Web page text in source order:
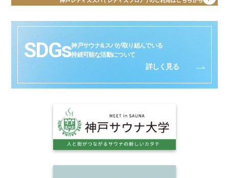
SDGs神戸サウナ&スパが取り組んでいる
持続可能な活動について
詳しく見る